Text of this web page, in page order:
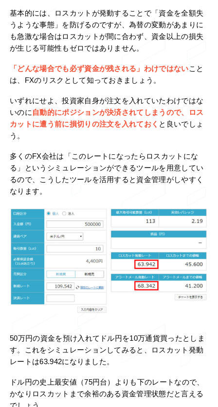
基本的には、ロスカットが発動することで「資金を全額失
うような事態」を防げるのですが、為替の変動があまりに
も急激な場合はロスカットが間に合わず、資金以上の損失
が生じる可能性もゼロではありません。
「どんな場合でも必ず資金が残される」わけではないこと
は、FXのリスクとして知っておきましょう。
いずれにせよ、投資家自身が注文を入れていたわけではな
いのに自動的にポジションが決済されてしまうので、ロス
カットに遭う前に損切りの注文を入れておく と良いでしょ
う。
多くのFX会社は「このレートになったらロスカットにな
る」というシミュレーションができるツールを用意してい
るので、こうしたツールを活用すると資金管理がしやすく
なります。
50万円の資金を預け入れてドル円を10万通貨買ったとしま
す。これをシミュレーションしてみると、ロスカット発動
レートは63.942になりました。
ドル円の史上最安値（75円台）よりも下のレートなので、
かなりロスカットまで余裕のある資金管理状態だと言える